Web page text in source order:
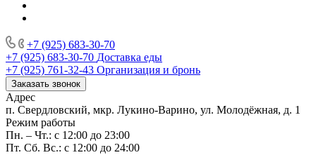
+7 (925) 683-30-70
+7 (925) 683-30-70 Доставка еды
+7 (925) 761-32-43 Организация и бронь
Заказать звонок
Адрес
п. Свердловский, мкр. Лукино-Варино, ул. Молодёжная, д. 1
Режим работы
Пн. – Чт.: с 12:00 до 23:00
Пт. Сб. Вс.: с 12:00 до 24:00